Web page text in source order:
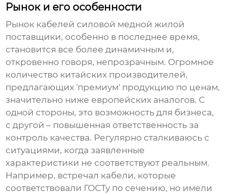
Рынок и его особенности
Рынок кабелей силовой медной жилой
поставщики, особенно в последнее время,
становится все более динамичным и,
откровенно говоря, непрозрачным. Огромное
количество китайских производителей,
предлагающих 'премиум' продукцию по ценам,
значительно ниже европейских аналогов. С
одной стороны, это возможность для бизнеса,
с другой – повышенная ответственность за
контроль качества. Регулярно сталкиваюсь с
ситуациями, когда заявленные
характеристики не соответствуют реальным.
Например, встречал кабели, которые
соответствовали ГОСТу по сечению, но имели